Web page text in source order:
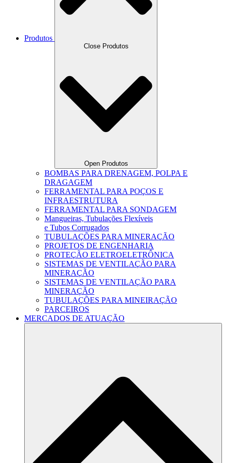
Produtos
Close Produtos
Open Produtos
BOMBAS PARA DRENAGEM, POLPA E
DRAGAGEM
FERRAMENTAL PARA POÇOS E
INFRAESTRUTURA
FERRAMENTAL PARA SONDAGEM
Mangueiras, Tubulações Flexíveis
e Tubos Corrugados
TUBULAÇÕES PARA MINERAÇÃO
PROJETOS DE ENGENHARIA
PROTEÇÃO ELETROELETRÔNICA
SISTEMAS DE VENTILAÇÃO PARA
MINERAÇÃO
SISTEMAS DE VENTILAÇÃO PARA
MINERAÇÃO
TUBULAÇÕES PARA MINEIRAÇÃO
PARCEIROS
MERCADOS DE ATUAÇÃO